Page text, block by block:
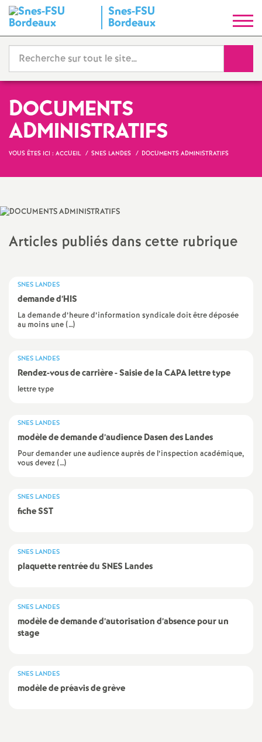
Snes-FSU
Bordeaux
y
n
c
t
o
a
n
DOCUMENTS
ADMINISTRATIFS
VOUS ÊTES ICI : ACCUEIL SNES LANDES DOCUMENTS ADMINISTRATIFS
Articles publiés dans cette rubrique
SNES LANDES
demande d’HIS
La demande d’heure d’information syndicale doit être déposée
au moins une (…)
SNES LANDES
Rendez-vous de carrière - Saisie de la CAPA lettre type
lettre type
SNES LANDES
modèle de demande d’audience Dasen des Landes
Pour demander une audience auprès de l’inspection académique,
vous devez (…)
SNES LANDES
fiche SST
SNES LANDES
plaquette rentrée du SNES Landes
SNES LANDES
modèle de demande d’autorisation d’absence pour un
stage
SNES LANDES
modèle de préavis de grève